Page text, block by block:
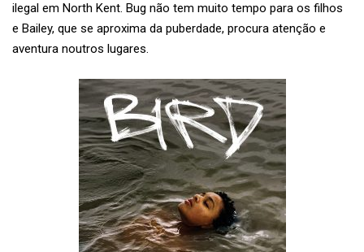
ilegal em North Kent. Bug não tem muito tempo para os filhos
e Bailey, que se aproxima da puberdade, procura atenção e
aventura noutros lugares.